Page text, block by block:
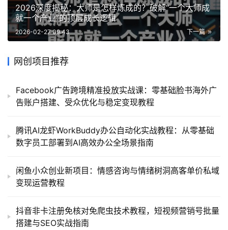
2026深度揭秘：大师是怎样炼成的？破解“一个大师成
就一个产业”的顶层成长逻辑
下一篇
2026-02-27 09:43
网创项目推荐
Facebook广告跨境精准投放实战课：零基础脸书海外广
告账户搭建、受众优化与稳定变现教程
腾讯AI龙虾WorkBuddy办公自动化实战教程：从零基础
数字员工部署到AI高效办公全场景指南
闲鱼小众创业新项目：情感咨询与情绪树洞高客单价私域
变现运营教程
抖音非卡注册免核对免爬虫技术教程，短视频营销号批量
搭建与SEO实战指南